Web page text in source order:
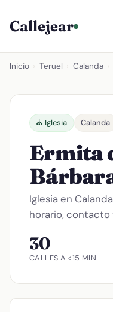
Callejear
Inicio Teruel Calanda
⛪ Iglesia Calanda
Ermita
Iglesia en
horario, contacto
30
CALLES A <15 MIN